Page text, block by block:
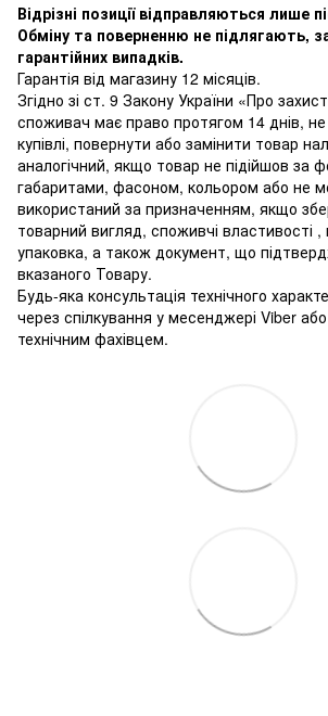
Відрізні позиції відправляються лише
Обміну та поверненню не підлягають,
гарантійних випадків.
Гарантія від магазину 12 місяців.
Згідно зі ст. 9 Закону України «Про
споживач має право протягом 14 днів,
купівлі, повернути або замінити товар
аналогічний, якщо товар не підійшов за
габаритами, фасоном, кольором або не
використаний за призначенням, якщо
товарний вигляд, споживчі властивості
упаковка, а також документ, що
вказаного Товару.
Будь-яка консультація технічного
через спілкування у месенджері Viber
технічним фахівцем.